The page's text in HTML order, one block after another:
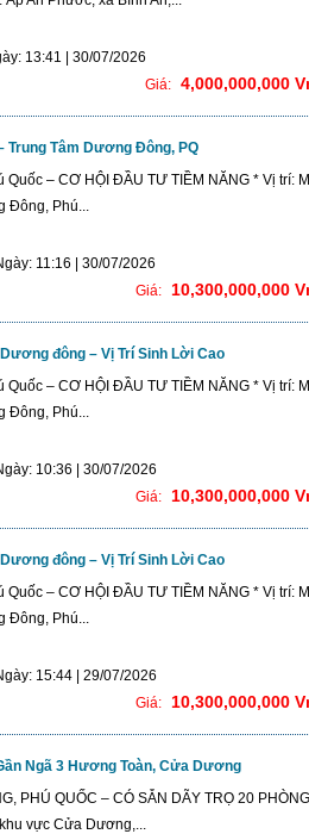
13:41 | 30/07/2026
Giá: 4,000,000,000
Trung Tâm Dương Đông, PQ
– CƠ HỘI ĐẦU TƯ TIỀM NĂNG * Vị trí:
Đông, Phú...
11:16 | 30/07/2026
Giá:
10,300,000,000
đông – Vị Trí Sinh Lời Cao
– CƠ HỘI ĐẦU TƯ TIỀM NĂNG * Vị trí:
Đông, Phú...
10:36 | 30/07/2026
Giá:
10,300,000,000
đông – Vị Trí Sinh Lời Cao
– CƠ HỘI ĐẦU TƯ TIỀM NĂNG * Vị trí:
Đông, Phú...
15:44 | 29/07/2026
Giá:
10,300,000,000
Ngã 3 Hương Toàn, Cửa Dương
PHÚ QUỐC – CÓ SẴN DÃY TRỌ 20
vực Cửa Dương,...